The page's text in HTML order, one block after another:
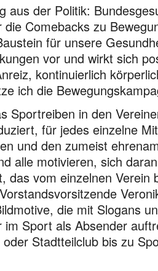
aus der Politik:
Comebacks zu
für unsere
vor und wirkt sich
kontinuierlich
ich die
Sportreiben in den
für jedes einzelne
und den zumeist
alle motivieren, sich
das vom einzelnen Verein
die mit Slogans
Sport als Absender
Stadtteilclub bis zu